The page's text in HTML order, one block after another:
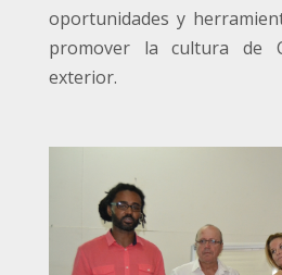
oportunidades y
promover la cultura de
exterior.